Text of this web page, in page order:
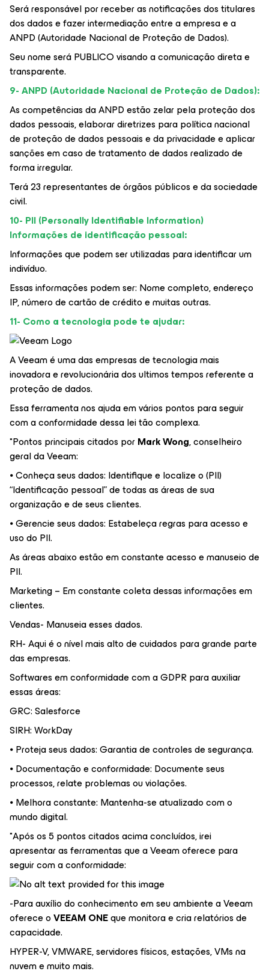
Será responsável por receber as notificações dos titulares
dos dados e fazer intermediação entre a empresa e a
ANPD (Autoridade Nacional de Proteção de Dados).
Seu nome será PUBLICO visando a comunicação direta e
transparente.
9- ANPD (Autoridade Nacional de Proteção de Dados):
As competências da ANPD estão zelar pela proteção dos
dados pessoais, elaborar diretrizes para política nacional
de proteção de dados pessoais e da privacidade e aplicar
sanções em caso de tratamento de dados realizado de
forma irregular.
Terá 23 representantes de órgãos públicos e da sociedade
civil.
10- PII (Personally Identifiable Information)
Informações de identificação pessoal:
Informações que podem ser utilizadas para identificar um
indivíduo.
Essas informações podem ser: Nome completo, endereço
IP, número de cartão de crédito e muitas outras.
11- Como a tecnologia pode te ajudar:
A Veeam é uma das empresas de tecnologia mais
inovadora e revolucionária dos ultimos tempos referente a
proteção de dados.
Essa ferramenta nos ajuda em vários pontos para seguir
com a conformidade dessa lei tão complexa.
*Pontos principais citados porMark Wong, conselheiro
geral da Veeam:
⦁ Conheça seus dados: Identifique e localize o (PII)
“Identificação pessoal” de todas as áreas de sua
organização e de seus clientes.
⦁ Gerencie seus dados: Estabeleça regras para acesso e
uso do PII.
As áreas abaixo estão em constante acesso e manuseio de
PII.
Marketing – Em constante coleta dessas informações em
clientes.
Vendas- Manuseia esses dados.
RH- Aqui é o nível mais alto de cuidados para grande parte
das empresas.
Softwares em conformidade com a GDPR para auxiliar
essas áreas:
GRC: Salesforce
SIRH: WorkDay
⦁ Proteja seus dados: Garantia de controles de segurança.
⦁ Documentação e conformidade: Documente seus
processos, relate problemas ou violações.
⦁ Melhora constante: Mantenha-se atualizado com o
mundo digital.
*Após os 5 pontos citados acima concluídos, irei
apresentar as ferramentas que a Veeam oferece para
seguir com a conformidade:
-Para auxílio do conhecimento em seu ambiente a Veeam
oferece oVEEAM ONEque monitora e cria relatórios de
capacidade.
HYPER-V, VMWARE, servidores físicos, estações, VMs na
nuvem e muito mais.